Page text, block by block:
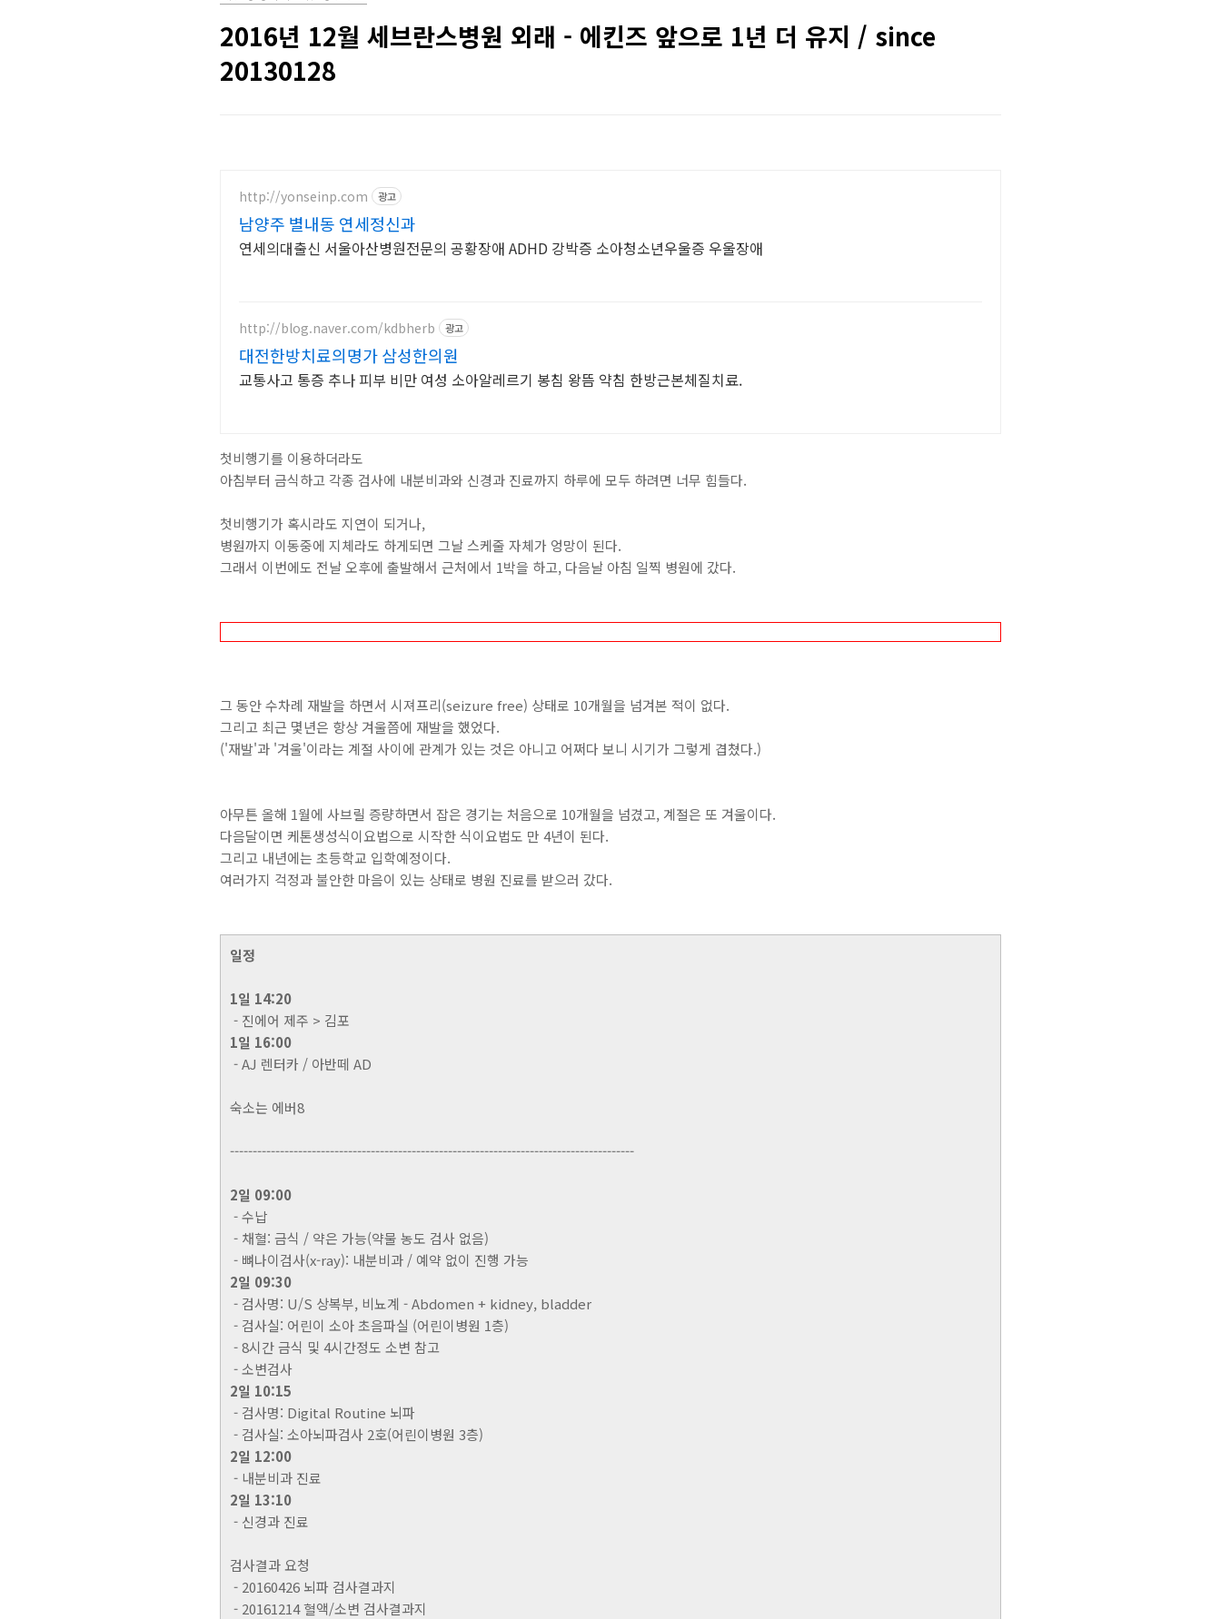
2016년 12월 세브란스병원 외래 - 에킨즈 앞으로 1년 더 유지 / since
20130128
http://yonseinp.com 광고
남양주 별내동 연세정신과
연세의대출신 서울아산병원전문의 공황장애 ADHD 강박증 소아청소년우울증 우울장애
http://blog.naver.com/kdbherb 광고
대전한방치료의명가 삼성한의원
교통사고 통증 추나 피부 비만 여성 소아알레르기 봉침 왕뜸 약침 한방근본체질치료.
첫비행기를 이용하더라도
아침부터 금식하고 각종 검사에 내분비과와 신경과 진료까지 하루에 모두 하려면 너무 힘들다.
첫비행기가 혹시라도 지연이 되거나,
병원까지 이동중에 지체라도 하게되면 그날 스케줄 자체가 엉망이 된다.
그래서 이번에도 전날 오후에 출발해서 근처에서 1박을 하고, 다음날 아침 일찍 병원에 갔다.
그 동안 수차례 재발을 하면서 시져프리(seizure free) 상태로 10개월을 넘겨본 적이 없다.
그리고 최근 몇년은 항상 겨울쯤에 재발을 했었다.
('재발'과 '겨울'이라는 계절 사이에 관계가 있는 것은 아니고 어쩌다 보니 시기가 그렇게 겹쳤다.)
아무튼 올해 1월에 사브릴 증량하면서 잡은 경기는 처음으로 10개월을 넘겼고, 계절은 또 겨울이다.
다음달이면 케톤생성식이요법으로 시작한 식이요법도 만 4년이 된다.
그리고 내년에는 초등학교 입학예정이다.
여러가지 걱정과 불안한 마음이 있는 상태로 병원 진료를 받으러 갔다.
일정
1일 14:20
- 진에어 제주 > 김포
1일 16:00
- AJ 렌터카 / 아반떼 AD
숙소는 에버8
-----------------------------------------------------------------------------------------
2일 09:00
- 수납
- 채혈: 금식 / 약은 가능(약물 농도 검사 없음)
- 뼈나이검사(x-ray): 내분비과 / 예약 없이 진행 가능
2일 09:30
- 검사명: U/S 상복부, 비뇨계 - Abdomen + kidney, bladder
- 검사실: 어린이 소아 초음파실 (어린이병원 1층)
- 8시간 금식 및 4시간정도 소변 참고
- 소변검사
2일 10:15
- 검사명: Digital Routine 뇌파
- 검사실: 소아뇌파검사 2호(어린이병원 3층)
2일 12:00
- 내분비과 진료
2일 13:10
- 신경과 진료
검사결과 요청
- 20160426 뇌파 검사결과지
- 20161214 혈액/소변 검사결과지